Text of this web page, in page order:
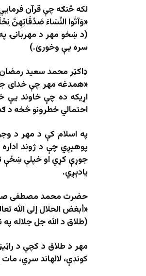
لکه څنګه چې قرآن
«وَآتُوا النِّسَاءَ صَدُقَاتِهِنَّ
(د ښځو مهر د مهربانۍ
سره یې وخورئ.)
ډاکټر محمد سعید
«همدغه مهر چې خدای
اړیکه ده چې خاوند یې
احتمالي خطرونو څخه د
په اسلام کې د مهر د
پوهېږي چې د ژوند
جوړې کړي او خپلې ښځې
یادېږي.
حضرت محمد مصطفی صلی
«أبغض الحلال إلى الله
(طلاق د الله جل جلاله
مهر د طلاق د کچې د
کونډې، لالهاند سړي،